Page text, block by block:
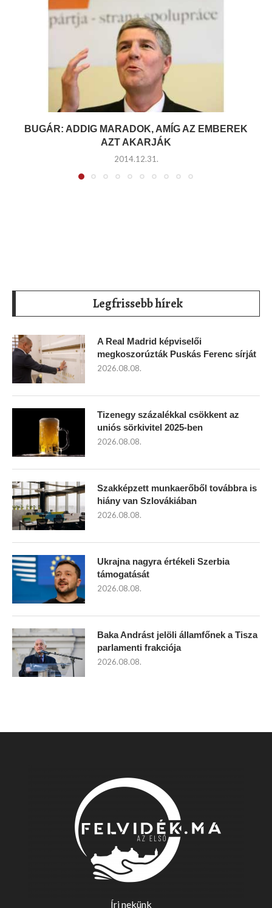
BUGÁR: ADDIG MARADOK, AMÍG AZ EMBEREK
AZT AKARJÁK
2014.12.31.
Legfrissebb hírek
A Real Madrid képviselői
megkoszorúzták Puskás Ferenc sírját
2026.08.08.
Tizenegy százalékkal csökkent az
uniós sörkivitel 2025-ben
2026.08.08.
Szakképzett munkaerőből továbbra is
hiány van Szlovákiában
2026.08.08.
Ukrajna nagyra értékeli Szerbia
támogatását
2026.08.08.
Baka Andrást jelöli államfőnek a Tisza
parlamenti frakciója
2026.08.08.
Írj nekünk